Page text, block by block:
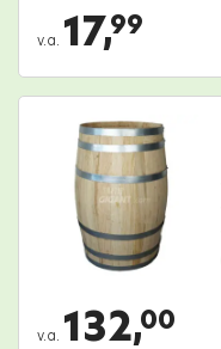
v.a. 17,99
v.a. 132,00